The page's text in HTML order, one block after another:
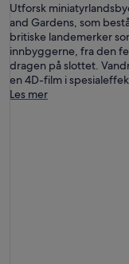
Utforsk
and Gardens, som
britiske landemerker
innbyggerne, fra den
dragen på slottet.
en 4D-film i
Les mer